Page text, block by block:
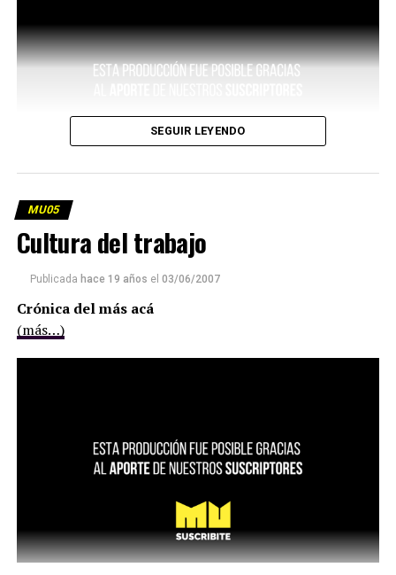
SEGUIR LEYENDO
MU05
Cultura del trabajo
Publicada hace 19 años el 03/06/2007
Crónica del más acá
(más…)